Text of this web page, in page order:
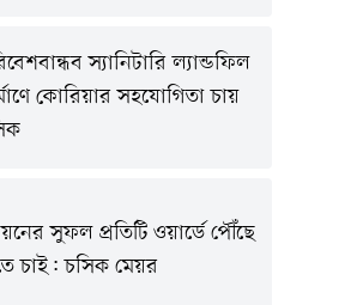
স্যানিটারি ল্যান্ডফিল
কোরিয়ার সহযোগিতা চায়
সুফল প্রতিটি ওয়ার্ডে পৌঁছে
চাই: চসিক মেয়র